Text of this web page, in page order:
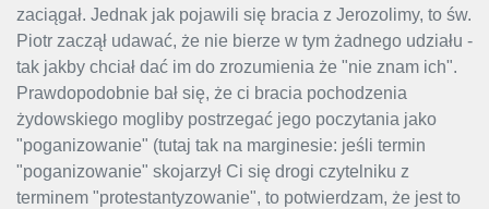
zaciągał. Jednak jak pojawili się bracia z Jerozolimy, to św.
Piotr zaczął udawać, że nie bierze w tym żadnego udziału -
tak jakby chciał dać im do zrozumienia że "nie znam ich".
Prawdopodobnie bał się, że ci bracia pochodzenia
żydowskiego mogliby postrzegać jego poczytania jako
"poganizowanie" (tutaj tak na marginesie: jeśli termin
"poganizowanie" skojarzył Ci się drogi czytelniku z
terminem "protestantyzowanie", to potwierdzam, że jest to